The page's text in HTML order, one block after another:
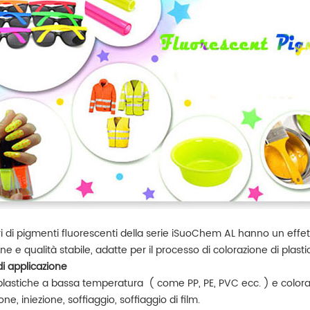
di pigmenti fluorescenti della serie iSuoChem AL hanno un
e qualità stabile, adatte per il processo di colorazione di
applicazione
a bassa temperatura ( come PP, PE, PVC ecc. ) e
iniezione, soffiaggio, soffiaggio di film.
Produttore di pigmenti perlati bianco argento a base di mica rutilo sterling
REACH, SGS,
basso contenuto
consistenza del
del 95%, test della
particelle Malvern,
e della brillantezza
per garantire la
pigmento perlato.
More
I pigmenti multicromatici
iSuoChem® sono un tipo speciale
di pigmento che ha la proprietà di
cambiare colore al variare della
luce.
Read More
SGS,
100,
colori